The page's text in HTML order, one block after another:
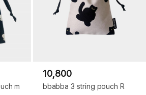
m
10,800
bbabba 3 string pouch R